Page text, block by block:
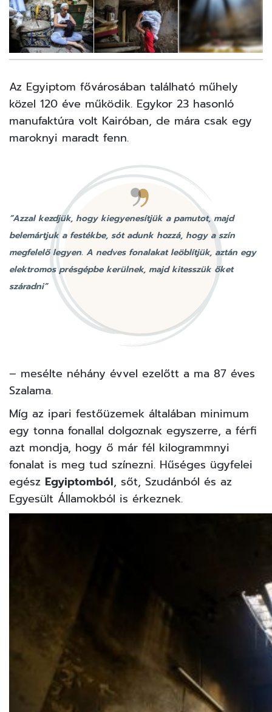
Az Egyiptom fővárosában található műhely
közel 120 éve működik. Egykor 23 hasonló
manufaktúra volt Kairóban, de mára csak egy
maroknyi maradt fenn.
“Azzal kezdjük, hogy kiegyenesítjük a pamutot, majd
belemártjuk a festékbe, sót adunk hozzá, hogy a szín
megfelelő legyen. A nedves fonalakat leöblítjük, aztán egy
elektromos présgépbe kerülnek, majd kitesszük őket
száradni”
– mesélte néhány évvel ezelőtt a ma 87 éves
Szalama.
Míg az ipari festőüzemek általában minimum
egy tonna fonallal dolgoznak egyszerre, a férfi
azt mondja, hogy ő már fél kilogrammnyi
fonalat is meg tud színezni. Hűséges ügyfelei
egész Egyiptomból, sőt, Szudánból és az
Egyesült Államokból is érkeznek.